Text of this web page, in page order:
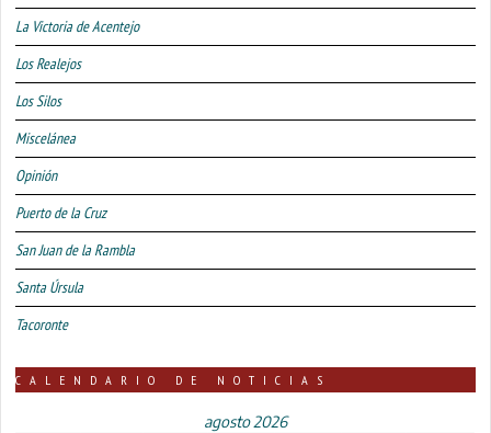
La Victoria de Acentejo
Los Realejos
Los Silos
Miscelánea
Opinión
Puerto de la Cruz
San Juan de la Rambla
Santa Úrsula
Tacoronte
CALENDARIO DE NOTICIAS
agosto 2026